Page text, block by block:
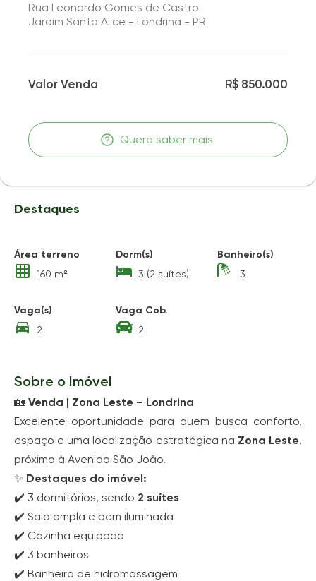
Rua Leonardo Gomes de Castro
Jardim Santa Alice - Londrina - PR
Valor Venda R$ 850.000
Quero saber mais
Destaques
Área terreno
160 m²
Dorm(s)
3 (2 suítes)
Banheiro(s)
3
Vaga(s)
2
Vaga Cob.
2
Sobre o Imóvel
🏡 Venda | Zona Leste – Londrina
Excelente oportunidade para quem busca conforto,
espaço e uma localização estratégica na Zona Leste,
próximo à Avenida São João.
✨ Destaques do imóvel:
✔️ 3 dormitórios, sendo 2 suítes
✔️ Sala ampla e bem iluminada
✔️ Cozinha equipada
✔️ 3 banheiros
✔️ Banheira de hidromassagem